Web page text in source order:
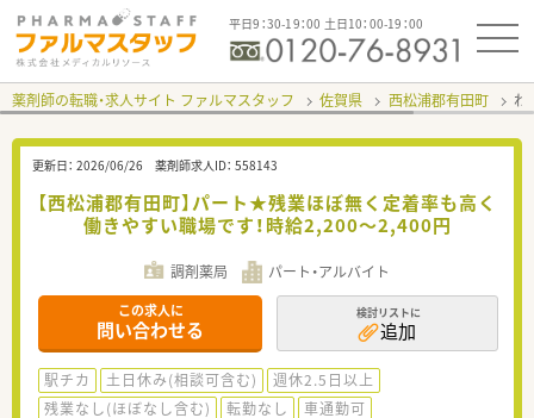
平日9：30-19：00 土日10：00-19：00
薬剤師の転職・求人サイト ファルマスタッフ 佐賀県 西松浦郡有田町 わ
更新日： 2026/06/26 薬剤師求人ID： 558143
【西松浦郡有田町】パート★残業ほぼ無く定着率も高く
働きやすい職場です！時給2,200～2,400円
調剤薬局 パート・アルバイト
この求人に
問い合わせる
検討リストに
追加
駅チカ 土日休み(相談可含む)
週休2.5日以上
残業なし(ほぼなし含む)
転勤なし
車通勤可